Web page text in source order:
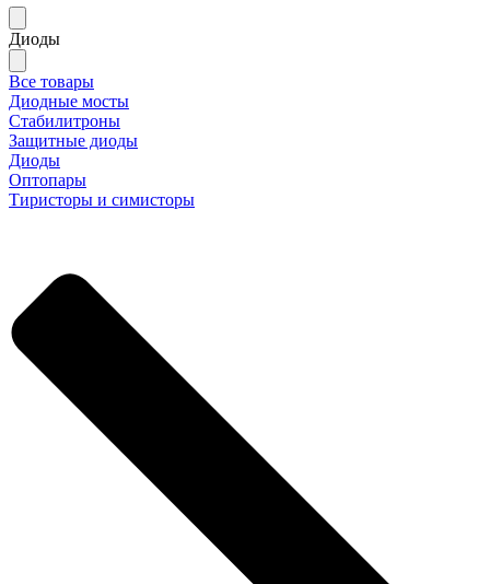
Диоды
Все товары
Диодные мосты
Стабилитроны
Защитные диоды
Диоды
Оптопары
Тиристоры и симисторы